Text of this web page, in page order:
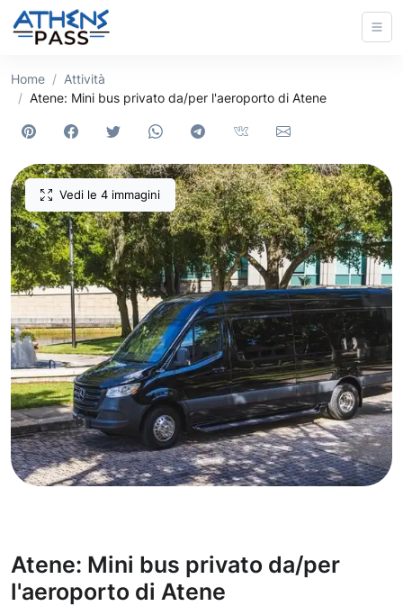
Home
Attività
Atene: Mini bus privato da/per l'aeroporto di Atene
Vedi le 4 immagini
Atene: Mini bus privato da/per
l'aeroporto di Atene